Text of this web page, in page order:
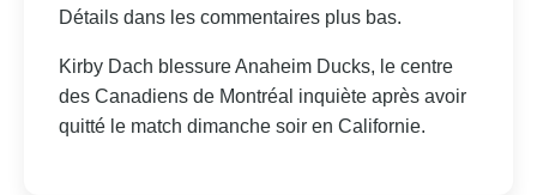
Détails dans les commentaires plus bas.
Kirby Dach blessure Anaheim Ducks, le centre
des Canadiens de Montréal inquiète après avoir
quitté le match dimanche soir en Californie.